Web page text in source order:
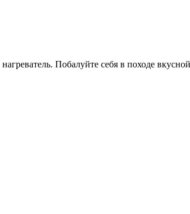
Побалуйте себя в походе